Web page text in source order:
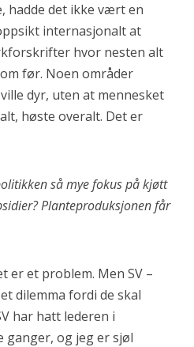
hadde det ikke vært en
internasjonalt at
hvor nesten alt
før. Noen områder
dyr, uten at mennesket
høste overalt. Det er
så mye fokus på kjøtt
Planteproduksjonen får
er et problem. Men SV –
dilemma fordi de skal
har hatt lederen i
ganger, og jeg er sjøl